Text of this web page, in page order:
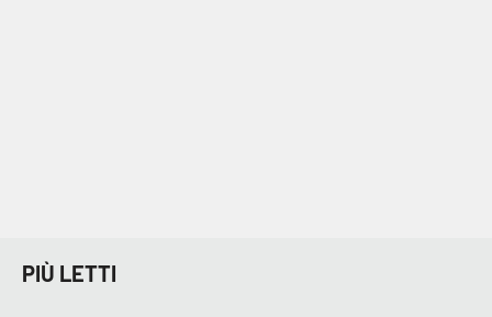
Venti di comunicazione
PIÙ LETTI